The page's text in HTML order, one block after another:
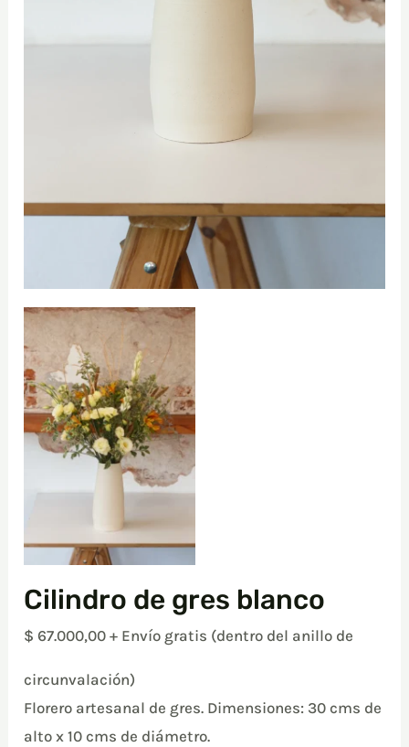
Cilindro de gres blanco
$ 67.000,00 + Envío gratis (dentro del anillo de
circunvalación)
Florero artesanal de gres. Dimensiones: 30 cms de
alto x 10 cms de diámetro.